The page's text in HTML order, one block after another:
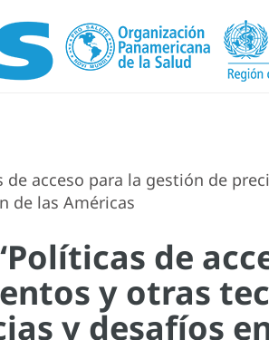
de acceso para la gestión de
de las Américas
de
y otras
y desafíos